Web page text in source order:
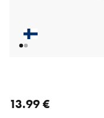
13.99 €